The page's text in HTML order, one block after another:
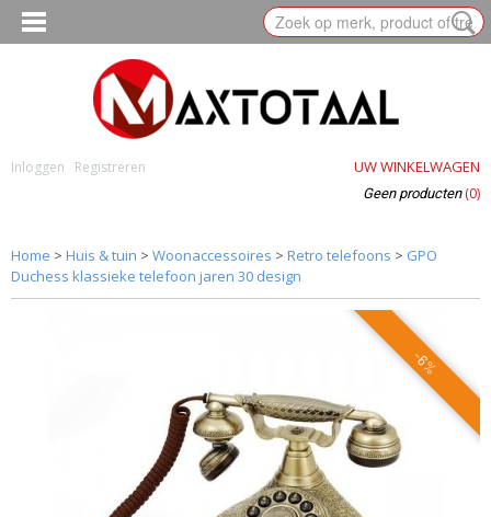
Inloggen Registreren UW WINKELWAGEN
Geen producten (0)
Home > Huis & tuin > Woonaccessoires > Retro telefoons > GPO
Duchess klassieke telefoon jaren 30 design
-6%